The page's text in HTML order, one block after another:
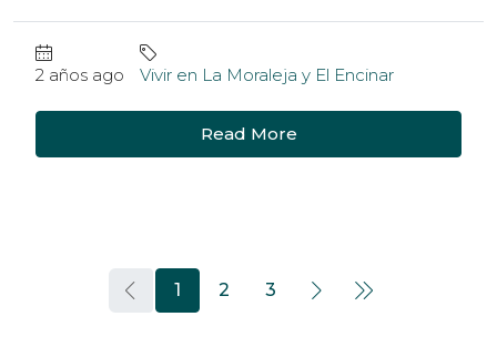
2 años ago Vivir en La Moraleja y El Encinar
Read More
1 2 3